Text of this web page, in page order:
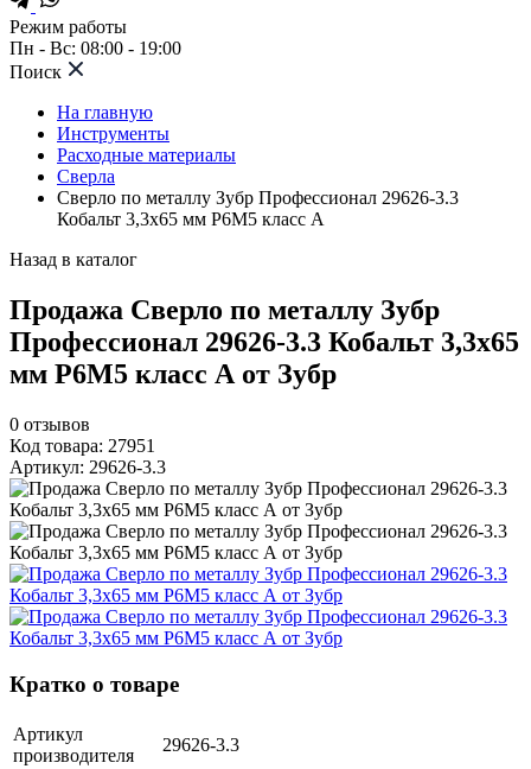
Режим работы
Пн - Вс: 08:00 - 19:00
Поиск
На главную
Инструменты
Расходные материалы
Сверла
Сверло по металлу Зубр Профессионал 29626-3.3
Кобальт 3,3х65 мм Р6М5 класс А
Назад в каталог
Продажа Сверло по металлу Зубр
Профессионал 29626-3.3 Кобальт 3,3х65
мм Р6М5 класс А от Зубр
0 отзывов
Код товара: 27951
Артикул: 29626-3.3
Кратко о товаре
Артикул
производителя
29626-3.3